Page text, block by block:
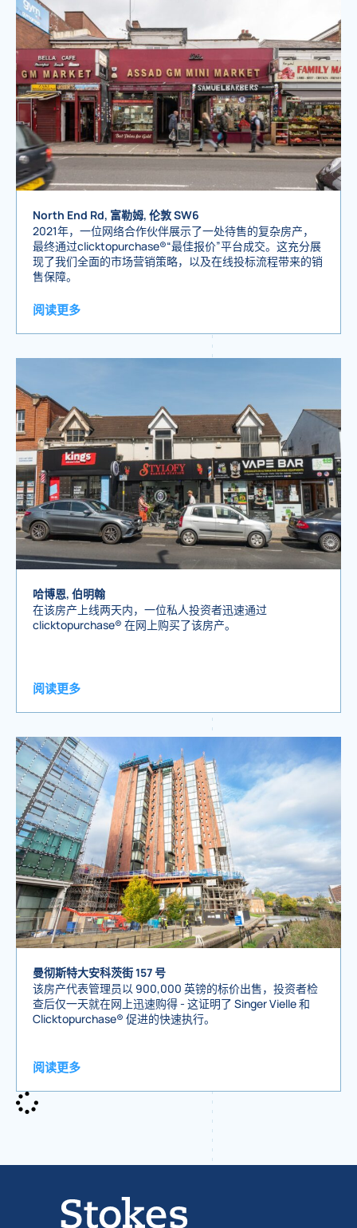
North End Rd, 富勒姆, 伦敦 SW6
2021年，一位网络合作伙伴展示了一处待售的复杂房产，
最终通过clicktopurchase®“最佳报价”平台成交。这充分展
现了我们全面的市场营销策略，以及在线投标流程带来的销
售保障。
阅读更多
哈博恩, 伯明翰
在该房产上线两天内，一位私人投资者迅速通过
clicktopurchase® 在网上购买了该房产。
阅读更多
曼彻斯特大安科茨街 157 号
该房产代表管理员以 900,000 英镑的标价出售，投资者检
查后仅一天就在网上迅速购得 - 这证明了 Singer Vielle 和
Clicktopurchase® 促进的快速执行。
阅读更多